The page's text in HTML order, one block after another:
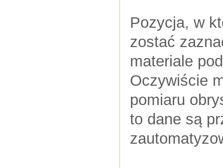
Pozycja, w
zostać
materiale
Oczywiście
pomiaru
to dane są